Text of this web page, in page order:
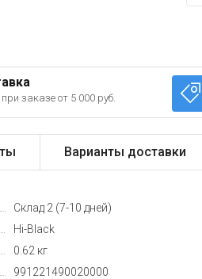
заказе от 5 000 руб.
Варианты доставки
Склад 2 (7-10 дней)
Hi-Black
0.62 кг
991221490020000